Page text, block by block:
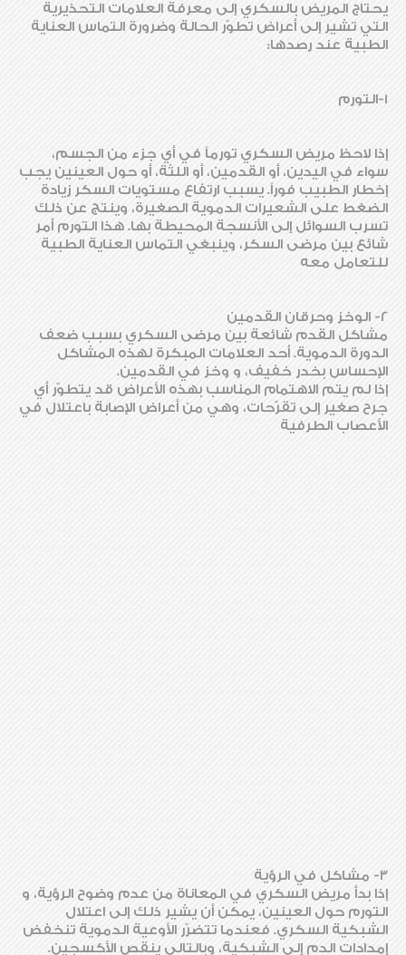
يحتاج المريض بالسكري إلى معرفة العلامات التحذيرية
التي تشير إلى أعراض تطوّر الحالة وضرورة التماس العناية
الطبية عند رصدها:
1-التورم
إذا لاحظ مريض السكري تورماً في أي جزء من الجسم،
سواء في اليدين، أو القدمين، أو اللثة، أو حول العينين يجب
إخطار الطبيب فوراً. يسبب ارتفاع مستويات السكر زيادة
الضغط على الشعيرات الدموية الصغيرة، وينتج عن ذلك
تسرب السوائل إلى الأنسجة المحيطة بها. هذا التورم أمر
شائع بين مرضى السكر، وينبغي التماس العناية الطبية
للتعامل معه
2- الوخز وحرقان القدمين
مشاكل القدم شائعة بين مرضى السكري بسبب ضعف
الدورة الدموية. أحد العلامات المبكرة لهذه المشاكل
الإحساس بخدر خفيف، و وخز في القدمين.
إذا لم يتم الاهتمام المناسب بهذه الأعراض قد يتطوّر أي
جرح صغير إلى تقرّحات، وهي من أعراض الإصابة باعتلال في
الأعصاب الطرفية
3- مشاكل في الرؤية
إذا بدأ مريض السكري في المعاناة من عدم وضوح الرؤية، و
التورم حول العينين، يمكن أن يشير ذلك إلى اعتلال
الشبكية السكري. فعندما تتضرّر الأوعية الدموية تنخفض
إمدادات الدم إلى الشبكية، وبالتالي ينقص الأكسجين.